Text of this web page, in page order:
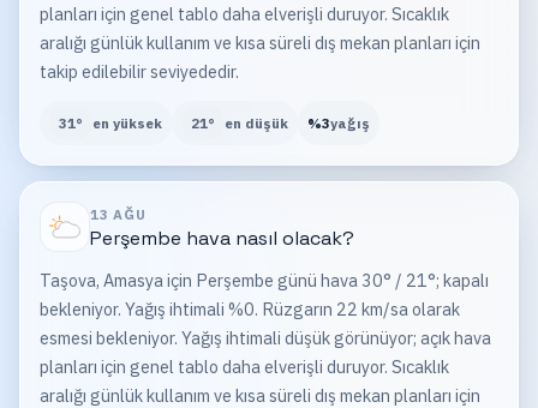
planları için genel tablo daha elverişli duruyor. Sıcaklık
aralığı günlük kullanım ve kısa süreli dış mekan planları için
takip edilebilir seviyededir.
31° en yüksek 21° en düşük %3yağış
13 AĞU
Perşembe hava nasıl olacak?
Taşova, Amasya için Perşembe günü hava 30° / 21°; kapalı
bekleniyor. Yağış ihtimali %0. Rüzgarın 22 km/sa olarak
esmesi bekleniyor. Yağış ihtimali düşük görünüyor; açık hava
planları için genel tablo daha elverişli duruyor. Sıcaklık
aralığı günlük kullanım ve kısa süreli dış mekan planları için